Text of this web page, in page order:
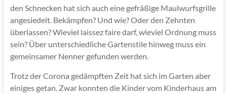
den Schnecken hat sich auch eine gefräßige Maulwurfsgrille
angesiedelt. Bekämpfen? Und wie? Oder den Zehnten
überlassen? Wieviel laissez faire darf, wieviel Ordnung muss
sein? Über unterschiedliche Gartenstile hinweg muss ein
gemeinsamer Nenner gefunden werden.
Trotz der Corona gedämpften Zeit hat sich im Garten aber
einiges getan. Zwar konnten die Kinder vom Kinderhaus am